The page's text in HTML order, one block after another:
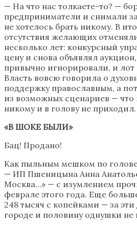
— На что нас толкаете-то? —
предприниматели и снимали
не хотелось брать никому. В
отсутствия желающих
несколько лет: конкурсный
цену и снова объявлял
привычно игнорировали, и
Власть вовсю говорила о
поддержку православным, а
из возможных сценариев — что
никому и в голову не приходил.
«В ШОКЕ БЫЛИ»
Бац! Продано!
Как пыльным мешком по
— ИП Пшеницына Анна
Москва…» — с изумлением
феврале этого года. Еще
248 тысяч с копейками — за эти
городе и половину однушки не